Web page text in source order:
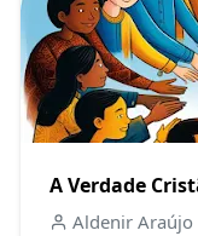
A Verdade
Aldenir Araújo